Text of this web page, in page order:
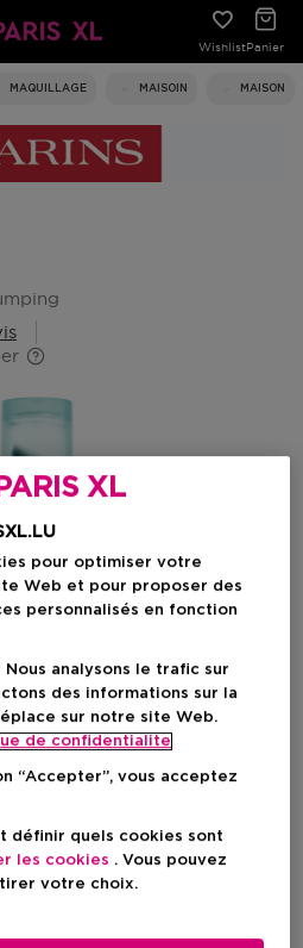
WishlistPanier
MAQUILLAGE MAISOIN MAISON
En stock
XL
pour optimiser votre
Web et pour proposer des
personnalisés en fonction
analysons le trafic sur
des informations sur la
sur notre site Web.
de confidentialite
“Accepter”, vous acceptez
définir quels cookies sont
les cookies . Vous pouvez
votre choix.